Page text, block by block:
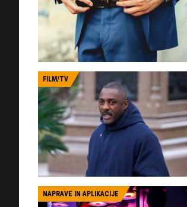
FILM/TV
NAPRAVE IN APLIKACIJE